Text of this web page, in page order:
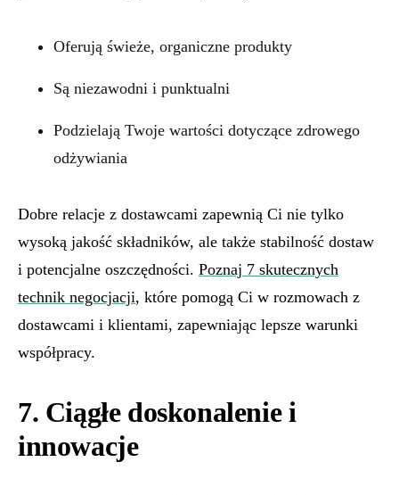
Oferują świeże, organiczne produkty
Są niezawodni i punktualni
Podzielają Twoje wartości dotyczące zdrowego
odżywiania
Dobre relacje z dostawcami zapewnią Ci nie tylko
wysoką jakość składników, ale także stabilność dostaw
i potencjalne oszczędności. Poznaj 7 skutecznych
technik negocjacji, które pomogą Ci w rozmowach z
dostawcami i klientami, zapewniając lepsze warunki
współpracy.
7. Ciągłe doskonalenie i
innowacje